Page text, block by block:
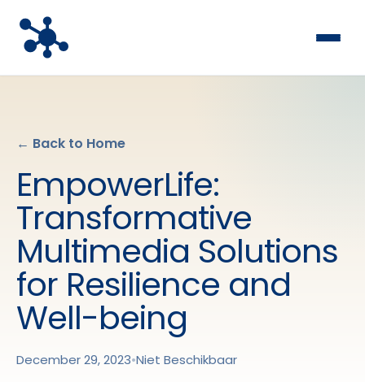
← Back to Home
EmpowerLife:
Transformative
Multimedia Solutions
for Resilience and
Well-being
December 29, 2023•Niet Beschikbaar